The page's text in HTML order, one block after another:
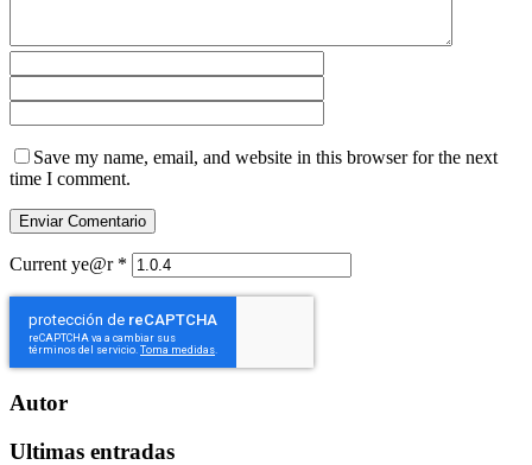
Save my name, email, and website in this browser for the next
time I comment.
Current ye@r *
Autor
Ultimas entradas